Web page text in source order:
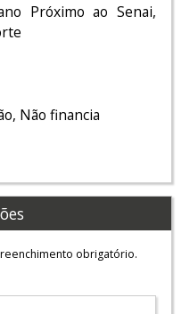
Próximo ao Senai,
Não financia
obrigatório.